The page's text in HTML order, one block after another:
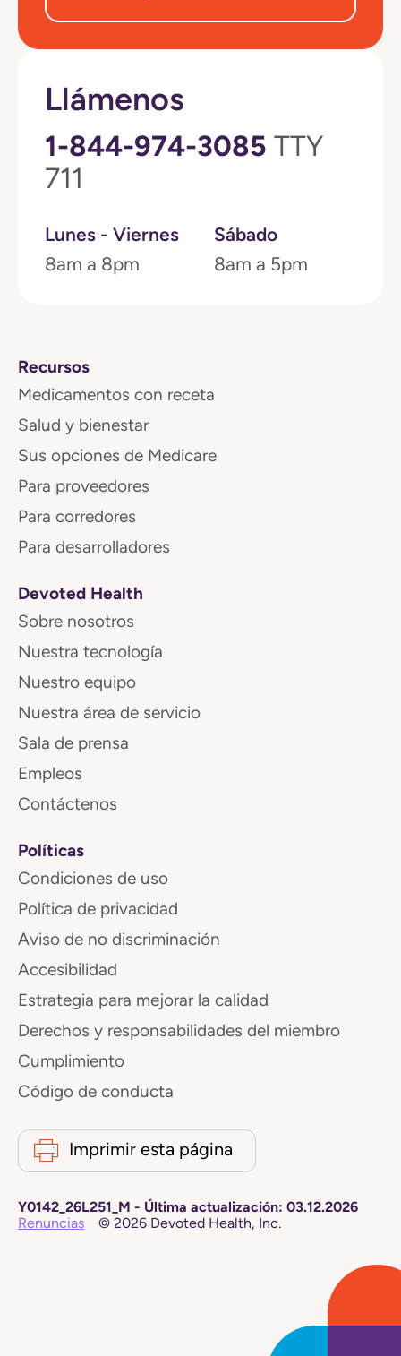
Llámenos
1-844-974-3085 TTY
711
Lunes - Viernes
8am a 8pm
Sábado
8am a 5pm
Recursos
Medicamentos con receta
Salud y bienestar
Sus opciones de Medicare
Para proveedores
Para corredores
Para desarrolladores
Devoted Health
Sobre nosotros
Nuestra tecnología
Nuestro equipo
Nuestra área de servicio
Sala de prensa
Empleos
Contáctenos
Políticas
Condiciones de uso
Política de privacidad
Aviso de no discriminación
Accesibilidad
Estrategia para mejorar la calidad
Derechos y responsabilidades del miembro
Cumplimiento
Código de conducta
Imprimir esta página
Y0142_26L251_M - Última actualización: 03.12.2026
Renuncias
© 2026 Devoted Health, Inc.